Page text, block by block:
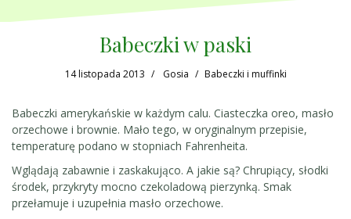
Babeczki w paski
14 listopada 2013 Gosia Babeczki i muffinki
Babeczki amerykańskie w każdym calu. Ciasteczka oreo, masło
orzechowe i brownie. Mało tego, w oryginalnym przepisie,
temperaturę podano w stopniach Fahrenheita.
Wglądają zabawnie i zaskakująco. A jakie są? Chrupiący, słodki
środek, przykryty mocno czekoladową pierzynką. Smak
przełamuje i uzupełnia masło orzechowe.